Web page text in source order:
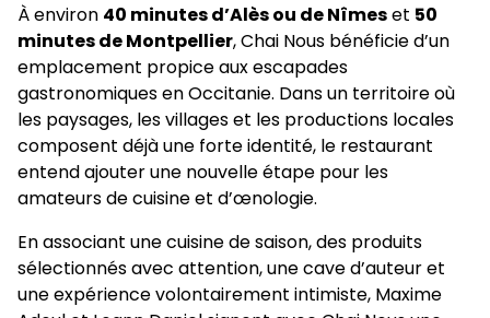
À environ 40 minutes d’Alès ou de Nîmeset 50
minutes de Montpellier, Chai Nous bénéficie d’un
emplacement propice aux escapades
gastronomiques en Occitanie. Dans un territoire où
les paysages, les villages et les productions locales
composent déjà une forte identité, le restaurant
entend ajouter une nouvelle étape pour les
amateurs de cuisine et d’œnologie.
En associant une cuisine de saison, des produits
sélectionnés avec attention, une cave d’auteur et
une expérience volontairement intimiste, Maxime